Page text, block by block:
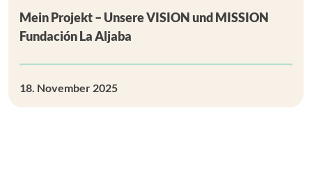
Mein Projekt – Unsere VISION und MISSION
Fundación La Aljaba
18. November 2025